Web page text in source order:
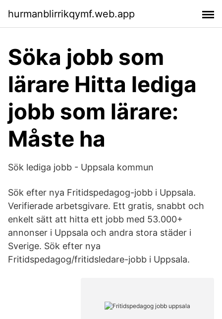
hurmanblirrikqymf.web.app
Söka jobb som
lärare Hitta lediga
jobb som lärare:
Måste ha
Sök lediga jobb - Uppsala kommun
Sök efter nya Fritidspedagog-jobb i Uppsala.
Verifierade arbetsgivare. Ett gratis, snabbt och
enkelt sätt att hitta ett jobb med 53.000+
annonser i Uppsala och andra stora städer i
Sverige. Sök efter nya
Fritidspedagog/fritidsledare-jobb i Uppsala.